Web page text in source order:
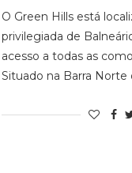
O Green Hills está
privilegiada de
acesso a todas as
Situado na Barra Norte